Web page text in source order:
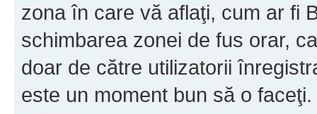
zona în care vă aflaţi, cum ar fi
schimbarea zonei de fus orar,
doar de către utilizatorii
este un moment bun să o faceţi.